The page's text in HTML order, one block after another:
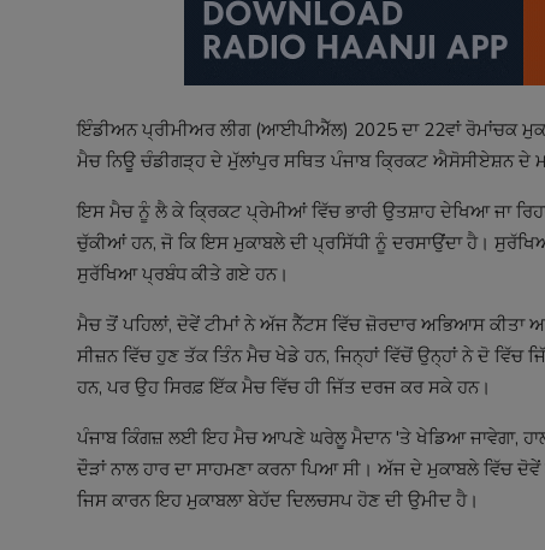
ਇੰਡੀਅਨ ਪ੍ਰੀਮੀਅਰ ਲੀਗ (ਆਈਪੀਐੱਲ) 2025 ਦਾ 22ਵਾਂ ਰੋਮਾਂਚਕ
ਮੈਚ ਨਿਊ ਚੰਡੀਗੜ੍ਹ ਦੇ ਮੁੱਲਾਂਪੁਰ ਸਥਿਤ ਪੰਜਾਬ ਕ੍ਰਿਕਟ ਐਸੋਸੀਏਸ਼ਨ ਦੇ
ਇਸ ਮੈਚ ਨੂੰ ਲੈ ਕੇ ਕ੍ਰਿਕਟ ਪ੍ਰੇਮੀਆਂ ਵਿੱਚ ਭਾਰੀ ਉਤਸ਼ਾਹ ਦੇਖਿਆ ਜਾ
ਚੁੱਕੀਆਂ ਹਨ, ਜੋ ਕਿ ਇਸ ਮੁਕਾਬਲੇ ਦੀ ਪ੍ਰਸਿੱਧੀ ਨੂੰ ਦਰਸਾਉਂਦਾ ਹੈ।
ਸੁਰੱਖਿਆ ਪ੍ਰਬੰਧ ਕੀਤੇ ਗਏ ਹਨ।
ਮੈਚ ਤੋਂ ਪਹਿਲਾਂ, ਦੋਵੇਂ ਟੀਮਾਂ ਨੇ ਅੱਜ ਨੈੱਟਸ ਵਿੱਚ ਜ਼ੋਰਦਾਰ ਅਭਿਆਸ ਕੀਤਾ
ਸੀਜ਼ਨ ਵਿੱਚ ਹੁਣ ਤੱਕ ਤਿੰਨ ਮੈਚ ਖੇਡੇ ਹਨ, ਜਿਨ੍ਹਾਂ ਵਿੱਚੋਂ ਉਨ੍ਹਾਂ ਨੇ ਦੋ
ਹਨ, ਪਰ ਉਹ ਸਿਰਫ਼ ਇੱਕ ਮੈਚ ਵਿੱਚ ਹੀ ਜਿੱਤ ਦਰਜ ਕਰ ਸਕੇ ਹਨ।
ਪੰਜਾਬ ਕਿੰਗਜ਼ ਲਈ ਇਹ ਮੈਚ ਆਪਣੇ ਘਰੇਲੂ ਮੈਦਾਨ 'ਤੇ ਖੇਡਿਆ ਜਾਵੇਗਾ,
ਦੌੜਾਂ ਨਾਲ ਹਾਰ ਦਾ ਸਾਹਮਣਾ ਕਰਨਾ ਪਿਆ ਸੀ। ਅੱਜ ਦੇ ਮੁਕਾਬਲੇ ਵਿੱਚ
ਜਿਸ ਕਾਰਨ ਇਹ ਮੁਕਾਬਲਾ ਬੇਹੱਦ ਦਿਲਚਸਪ ਹੋਣ ਦੀ ਉਮੀਦ ਹੈ।